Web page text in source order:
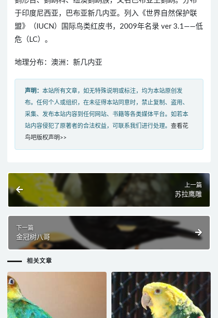
于印度尼西亚，巴布亚新几内亚。列入《世界自然保护联
盟》（IUCN）国际鸟类红皮书，2009年名录 ver 3.1——低
危（LC）。
地理分布：澳洲：新几内亚
声明： 本站所有文章，如无特殊说明或标注，均为本站原创发
布。任何个人或组织，在未征得本站同意时，禁止复制、盗用、
采集、发布本站内容到任何网站、书籍等各类媒体平台。如若本
站内容侵犯了原著者的合法权益，可联系我们进行处理。 查看花
鸟吧版权声明>>
上一篇
苏拉鹰雕
下一篇
金冠树八哥
相关文章